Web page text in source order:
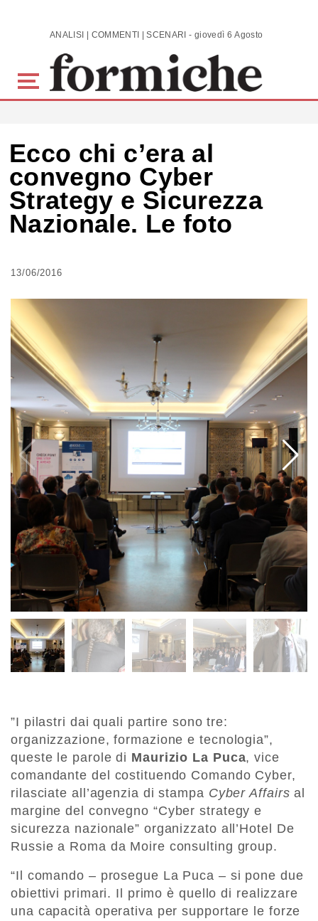
Skip to main content ANALISI | COMMENTI | SCENARI - giovedì 6 Agosto 2026
Ecco chi c’era al
convegno Cyber
Strategy e Sicurezza
Nazionale. Le foto
13/06/2016
​”I pilastri dai quali partire sono tre:
organizzazione, formazione e tecnologia”,
queste le parole di Maurizio La Puca, vice
comandante del costituendo Comando Cyber,
rilasciate all’agenzia di stampa Cyber Affairsal
margine del convegno “Cyber strategy e
sicurezza nazionale” organizzato all’Hotel De
Russie a Roma da Moire consulting group.
“Il comando – prosegue La Puca – si pone due
obiettivi primari. Il primo è quello di realizzare
una capacità operativa per supportare le forze